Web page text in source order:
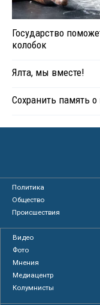
Государство
колобок
Ялта, мы вместе!
Сохранить память
Политика
Общество
Происшествия
Видео
Фото
Мнения
Медиацентр
Колумнисты